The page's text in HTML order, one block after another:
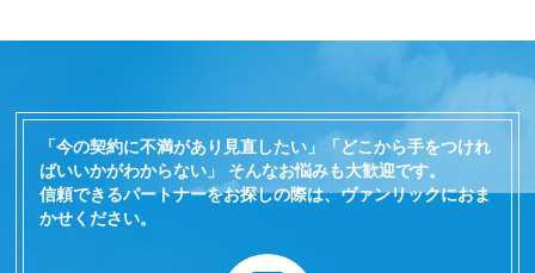
「今の契約に不満があり見直したい」「どこから手をつけれ
ばいいかがわからない」 そんなお悩みも大歓迎です。
信頼できるパートナーをお探しの際は、ヴァンリックにおま
かせください。